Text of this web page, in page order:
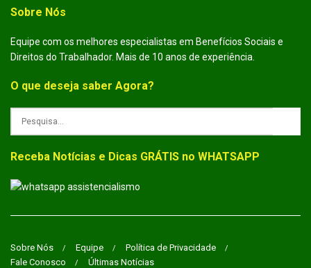
Sobre Nós
Equipe com os melhores especialistas em Benefícios Sociais e
Direitos do Trabalhador. Mais de 10 anos de experiência.
O que deseja saber Agora?
Receba Notícias e Dicas GRÁTIS no WHATSAPP
Sobre Nós Equipe
Política de Privacidade
Fale Conosco
Últimas Notícias